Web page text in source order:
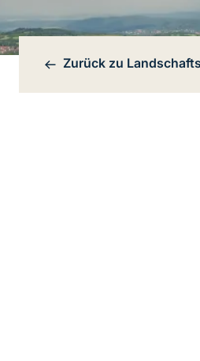
Bereichsnavigation
Zurück zu